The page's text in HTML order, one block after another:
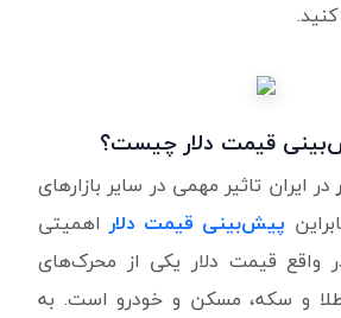
قیمت دلار چیست؟
در ایران تاثیر مهمی در سایر بازارهای
پیش‌بینی قیمت دلاراهمیتی
واقع قیمت دلار یکی از محرک‌های
طلا و سکه، مسکن و خودرو است. به